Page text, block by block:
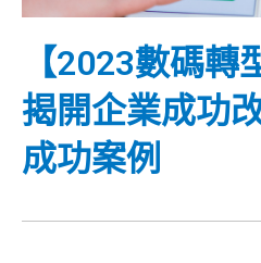
【2023數碼轉
揭開企業成功
成功案例